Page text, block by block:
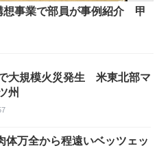
事業で部員が事例紹介 甲
大規模火災発生 米東北部マ
州
体万全から程遠いベッツェッ